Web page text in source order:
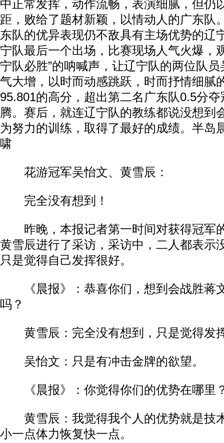
中正常发挥，动作流畅，表演细腻，但仍
距，败给了题材新颖，以情动人的广东队
东队的优异表现仍不敌具有主场优势的辽
宁队最后一个出场，比赛现场人气火爆，
宁队必胜”的呐喊声，让辽宁队的两位队
气大增，以时而动感跳跃，时而抒情细腻
95.801的高分，超出第二名广东队0.5分
腾。赛后，就连辽宁队的教练都说没想到
为努力的训练，取得了最好的成绩。半岛
啸
花游冠军吴怡文、黄雪辰：
完全没有想到！
昨晚，本报记者第一时间对获得冠军
黄雪辰进行了采访，采访中，二人都表示
只是觉得自己发挥很好。
《晨报》：恭喜你们，想到会战胜蒋
吗？
黄雪辰：完全没有想到，只是觉得发
吴怡文：只是有冲击金牌的欲望。
《晨报》：你觉得你们的优势在哪里
黄雪辰：我觉得我个人的优势就是技
小一点体力恢复快一点。